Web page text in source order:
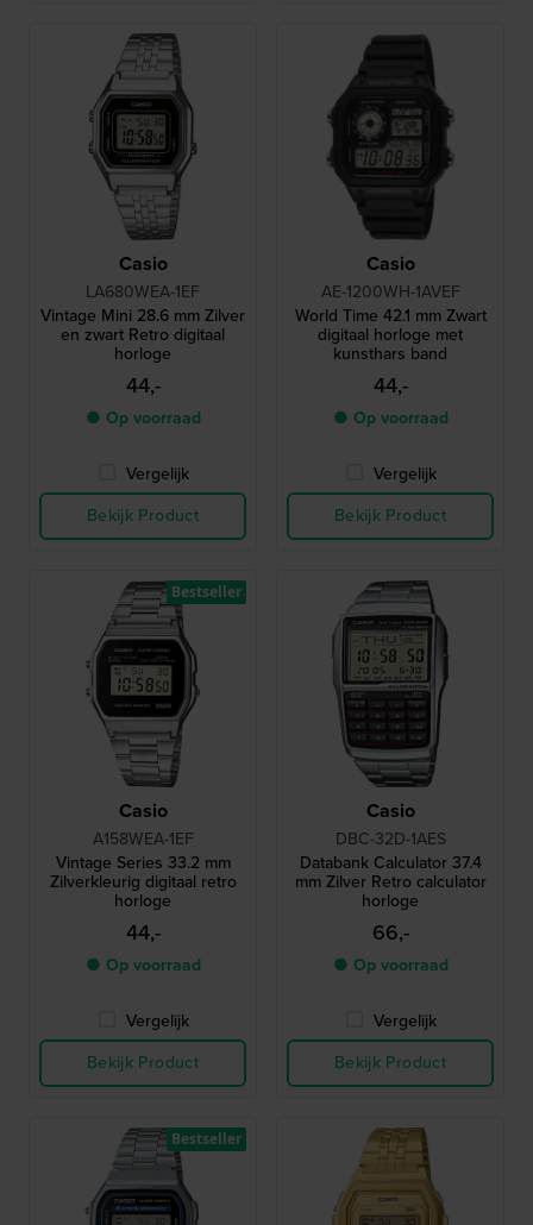
Casio
LA680WEA-1EF
Vintage Mini 28.6 mm Zilver
en zwart Retro digitaal
horloge
44,-
● Op voorraad
Vergelijk
Bekijk Product
Casio
AE-1200WH-1AVEF
World Time 42.1 mm Zwart
digitaal horloge met
kunsthars band
44,-
● Op voorraad
Vergelijk
Bekijk Product
Casio
A158WEA-1EF
Vintage Series 33.2 mm
Zilverkleurig digitaal retro
horloge
44,-
● Op voorraad
Vergelijk
Bekijk Product
Bestseller
Casio
DBC-32D-1AES
Databank Calculator 37.4
mm Zilver Retro calculator
horloge
66,-
● Op voorraad
Vergelijk
Bekijk Product
Bestseller